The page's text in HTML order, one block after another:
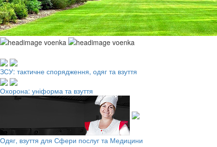
ЗСУ: тактичне спорядження, одяг та взуття
Охорона: уніформа та взуття
Одяг, взуття для Сфери послуг та Медицини